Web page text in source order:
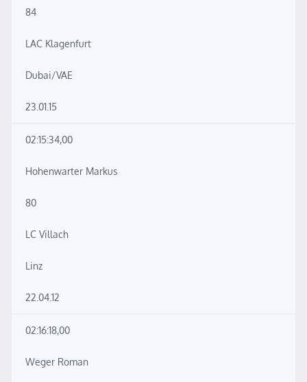
84
LAC Klagenfurt
Dubai/VAE
23.01.15
02:15:34,00
Hohenwarter Markus
80
LC Villach
Linz
22.04.12
02:16:18,00
Weger Roman